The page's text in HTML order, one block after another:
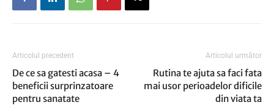
Articolul precedent
De ce sa gatesti acasa – 4
beneficii surprinzatoare
pentru sanatate
Articolul următor
Rutina te ajuta sa faci fata
mai usor perioadelor dificile
din viata ta